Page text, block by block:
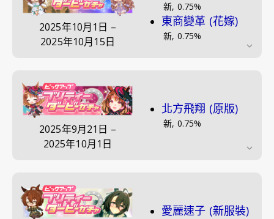
2025年10月1日 –
2025年10月15日
新, 0.75%
東商變革 (花嫁)
新, 0.75%
2025年9月21日 –
2025年10月1日
北方飛翔 (原版)
新, 0.75%
愛麗速子 (新服裝)